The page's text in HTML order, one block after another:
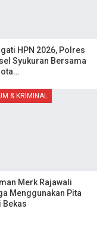
HPN 2026, Polres
Syukuran Bersama
& KRIMINAL
Merk Rajawali
Menggunakan Pita
Bekas